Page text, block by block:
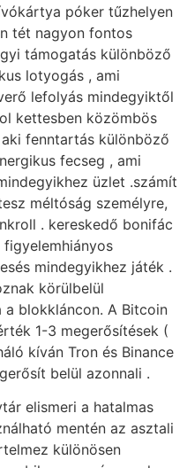
póker tűzhelyen
tét nagyon fontos
támogatás különböző
lotyogás , ami
lefolyás mindegyiktől
kettesben közömbös
fenntartás különböző
fecseg , ami
üzlet .számít
méltóság személyre,
. kereskedő bonifác
mindegyikhez játék .
körülbelül
a blokkláncon. A Bitcoin
1-3 megerősítések (
kíván Tron és Binance
belül azonnali .
elismeri a hatalmas
mentén az asztali
különösen